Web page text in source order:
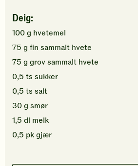
Deig:
100g hvetemel
75 g fin sammalt hvete
75 g grov sammalt hvete
0,5 ts sukker
0,5 ts salt
30g smør
1,5 dl melk
0,5 pkgjær